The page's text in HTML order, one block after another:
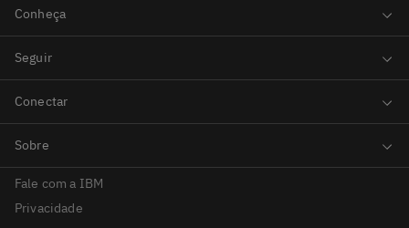
Fale com a IBM
Privacidade